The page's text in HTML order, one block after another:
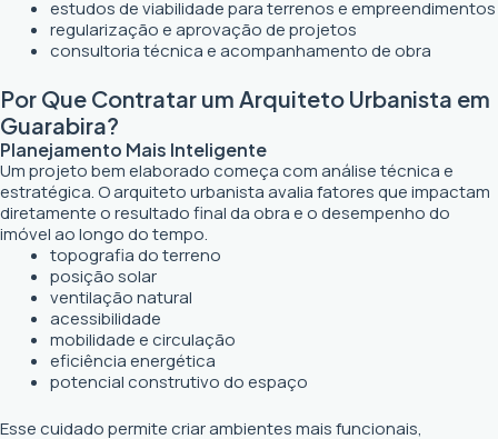
estudos de viabilidade para terrenos e empreendimentos
regularização e aprovação de projetos
consultoria técnica e acompanhamento de obra
Por Que Contratar um Arquiteto Urbanista em
Guarabira?
Planejamento Mais Inteligente
Um projeto bem elaborado começa com análise técnica e
estratégica. O arquiteto urbanista avalia fatores que impactam
diretamente o resultado final da obra e o desempenho do
imóvel ao longo do tempo.
topografia do terreno
posição solar
ventilação natural
acessibilidade
mobilidade e circulação
eficiência energética
potencial construtivo do espaço
Esse cuidado permite criar ambientes mais funcionais,